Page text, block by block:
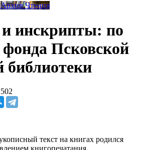
АрхивЧтения
инскрипты: по
Псковской
библиотеки
текст на книгах родился